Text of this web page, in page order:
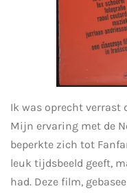
Ik was oprecht verrast
Mijn ervaring met de
beperkte zich tot
leuk tijdsbeeld geeft,
had. Deze film,